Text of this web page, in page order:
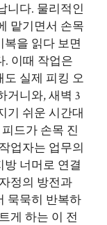
니다. 물리적인
맡기면서 손목
을 읽다 보면
. 이때 작업은
실제 피킹 오
거니와, 새벽 3
기 쉬운 시간대
드가 손목 진
업자는 업무의
너머로 연결
정의 방전과
묵묵히 반복하
게 하는 이 전